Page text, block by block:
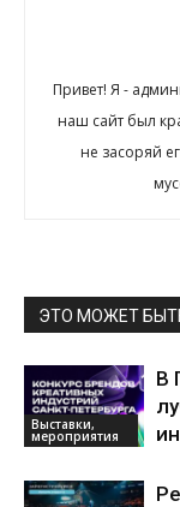
Привет! Я -
наш сайт был
не засоряй
ЭТО МОЖЕТ
Выставки,
мероприятия
В